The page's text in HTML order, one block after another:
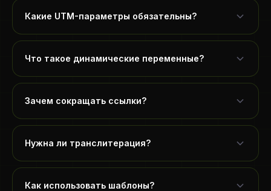
Какие UTM-параметры обязательны?
Что такое динамические переменные?
Зачем сокращать ссылки?
Нужна ли транслитерация?
Как использовать шаблоны?